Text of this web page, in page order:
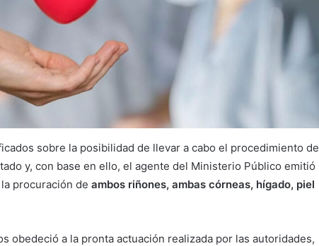
sobre la posibilidad de llevar a cabo el procedimiento de
y, con base en ello, el agente del Ministerio Público emitió
procuración de ambos riñones, ambas córneas, hígado, piel
obedeció a la pronta actuación realizada por las autoridades,